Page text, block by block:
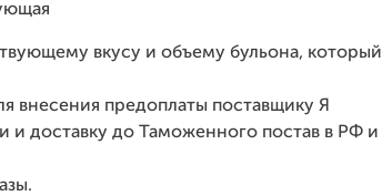
вкусу и объему бульона, который
внесения предоплаты поставщику Я
и доставку до Таможенного постав в РФ и